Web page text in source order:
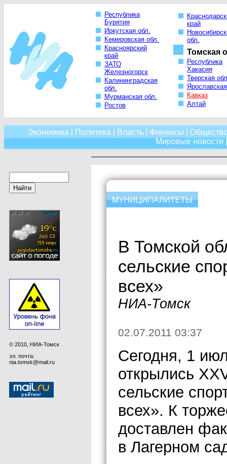
Республика
Бурятия
Иркутская обл.
Кемеровская обл.
Красноярский
край
ЗАТО
Железногорск
Калининградская
обл.
Мурманская обл.
Ростов
край
обл.
Томская
Республика
Хакасия
Тверская
Кавказ
Алтай
Экономика Политика Власть Финансы
Мировые новости
© 2010, НИА-Томск
эл. почта:
nia.tomsk@mail.ru
В Томской
сельские
всех»
НИА-Томск
02.07.2011 03:37
Сегодня, 1
открылись
сельские
всех». К
доставлен
в Лагерном